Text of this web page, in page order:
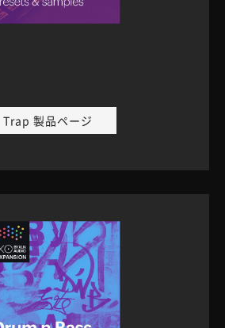
Trap 製品ページ